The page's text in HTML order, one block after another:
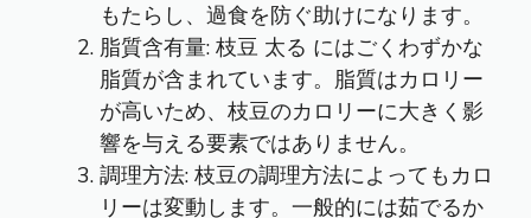
もたらし、過食を防ぐ助けになります。
脂質含有量: 枝豆 太る にはごくわずかな
脂質が含まれています。脂質はカロリー
が高いため、枝豆のカロリーに大きく影
響を与える要素ではありません。
調理方法: 枝豆の調理方法によってもカロ
リーは変動します。一般的には茹でるか